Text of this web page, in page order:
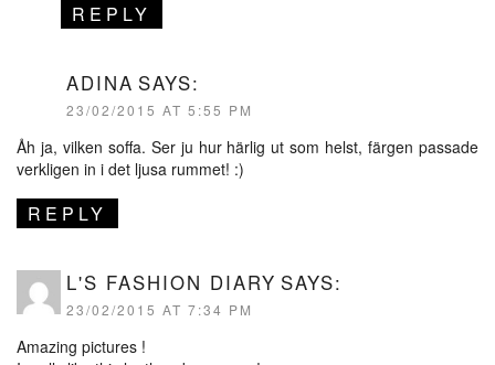
REPLY
ADINA SAYS:
23/02/2015 AT 5:55 PM
Åh ja, vilken soffa. Ser ju hur härlig ut som helst, färgen passade
verkligen in i det ljusa rummet! :)
REPLY
L'S FASHION DIARY SAYS:
23/02/2015 AT 7:34 PM
Amazing pictures !